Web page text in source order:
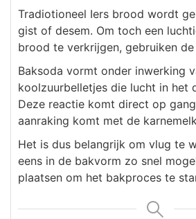
Tradiotioneel Iers brood wordt
gist of desem. Om toch een
brood te verkrijgen, gebruiken
Baksoda vormt onder inwerking
koolzuurbelletjes die lucht in het
Deze reactie komt direct op
aanraking komt met de
Het is dus belangrijk om vlug te
eens in de bakvorm zo snel
plaatsen om het bakproces te